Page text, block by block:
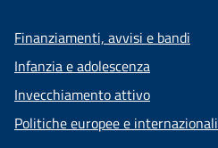
Finanziamenti, avvisi e bandi
Infanzia e adolescenza
Invecchiamento attivo
Politiche europee e internazionali